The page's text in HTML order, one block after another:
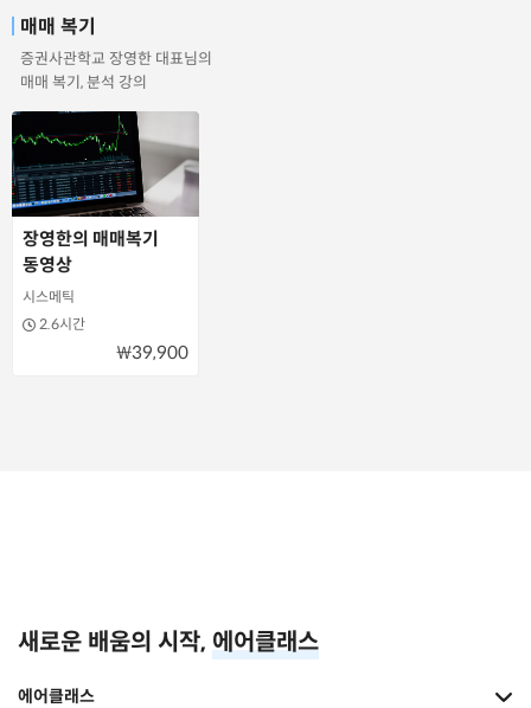
매매 복기
증권사관학교 장영한 대표님의
매매 복기, 분석 강의
장영한의 매매복기
동영상
시스메틱
2.6시간
₩39,900
새로운 배움의 시작, 에어클래스
에어클래스